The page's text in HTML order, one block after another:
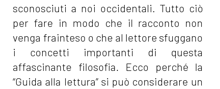
sconosciuti a noi occidentali. Tutto ciò
per fare in modo che il racconto non
venga frainteso o che al lettore sfuggano
i concetti importanti di questa
affascinante filosofia. Ecco perché la
“Guida alla lettura” si può considerare un